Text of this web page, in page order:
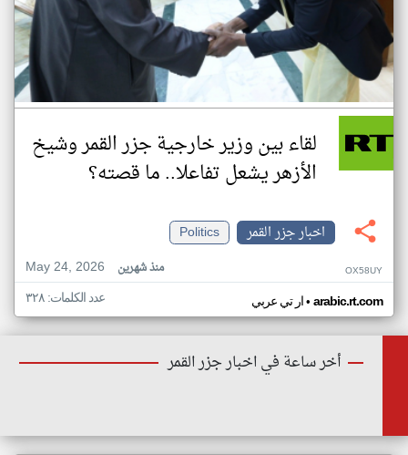
لقاء بين وزير خارجية جزر القمر وشيخ
الأزهر يشعل تفاعلا.. ما قصته؟
اخبار جزر القمر
Politics
May 24, 2026
منذ شهرين OX58UY
ار تي عربي• arabic.rt.com عدد الكلمات: ٣٢٨
أخر ساعة في اخبار جزر القمر